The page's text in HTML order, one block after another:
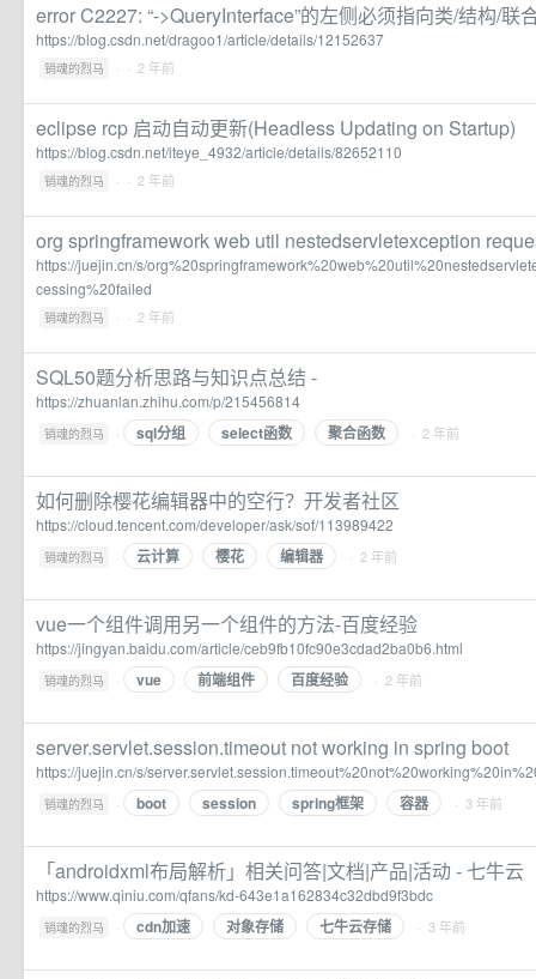
error C2227: “->QueryInterface”的左侧必须指向类/结构/联
https://blog.csdn.net/dragoo1/article/details/12152637
销魂的烈马 · · 2 年前
eclipse rcp 启动自动更新(Headless Updating on Startup)
https://blog.csdn.net/iteye_4932/article/details/82652110
销魂的烈马 · · 2 年前
org springframework web util nestedservletexception
https://juejin.cn/s/
cessing%20failed
销魂的烈马 · · 2 年前
SQL50题分析思路与知识点总结 -
https://zhuanlan.zhihu.com/p/215456814
销魂的烈马 · sql分组 select函数 聚合函数 · 2 年前
如何删除樱花编辑器中的空行？开发者社区
https://cloud.tencent.com/developer/ask/sof/113989422
销魂的烈马 · 云计算 樱花 编辑器 · 2 年前
vue一个组件调用另一个组件的方法-百度经验
https://jingyan.baidu.com/article/ceb9fb10fc90e3cdad2ba0b6.html
销魂的烈马 · vue 前端组件 百度经验 · 2 年前
server.servlet.session.timeout not working in spring boot
https://juejin.cn/s/
销魂的烈马 · boot session spring框架 容器 · 3 年前
「androidxml布局解析」相关问答|文档|产品|活动 - 七牛云
https://www.qiniu.com/qfans/kd-643e1a162834c32dbd9f3bdc
销魂的烈马 · cdn加速 对象存储 七牛云存储 · 3 年前